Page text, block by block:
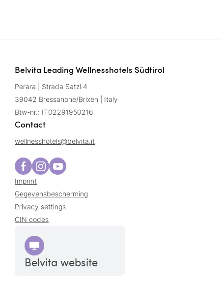
Belvita Leading Wellnesshotels Südtirol
Perara | Strada Satzl 4
39042 Bressanone/Brixen | Italy
Btw-nr.: IT02291950216
Contact
wellnesshotels@belvita.it
Imprint
Gegevensbescherming
Privacy settings
CIN codes
Belvita website